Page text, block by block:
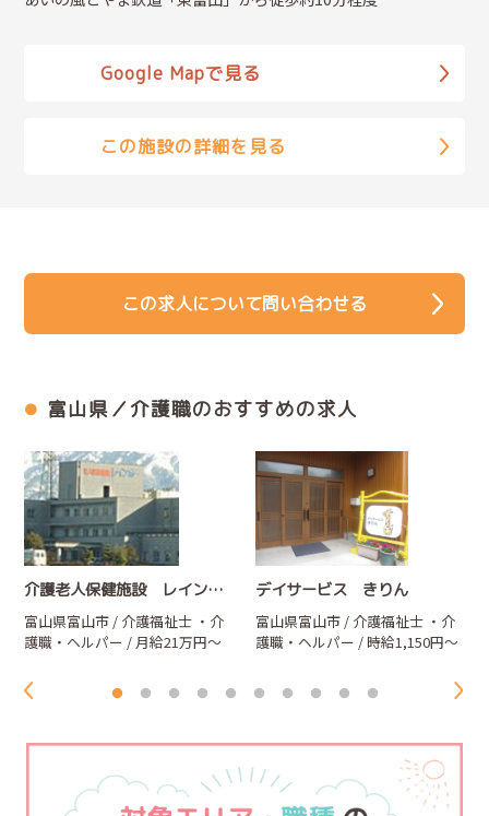
Google Mapで見る
この施設の詳細を見る
この求人について問い合わせる
富山県／介護職のおすすめの求人
介護老人保健施設 レインボー
富山県富山市 / 介護福祉士 ・介
護職・ヘルパー / 月給21万円～
デイサービス きりん
富山県富山市 / 介護福祉士 ・介
護職・ヘルパー / 時給1,150円～